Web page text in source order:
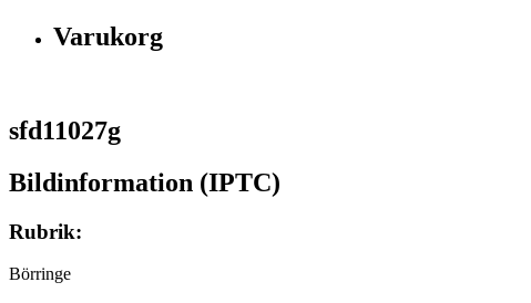
Varukorg
sfd11027g
Bildinformation (IPTC)
Rubrik:
Börringe